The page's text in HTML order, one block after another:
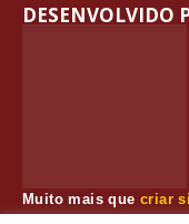
Muito mais quecriar
DESENVOLVIDO